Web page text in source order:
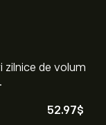
zilnice de volum
52.97‎$‎